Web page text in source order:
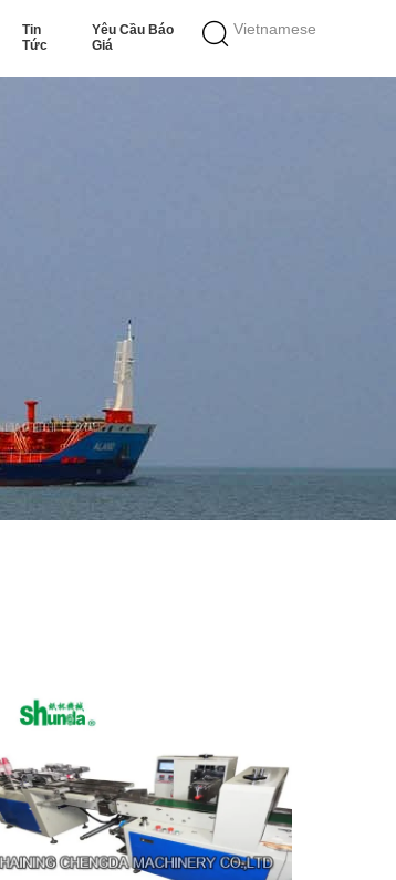
Vietnamese
Tin
Tức
Yêu Cầu Báo
Giá